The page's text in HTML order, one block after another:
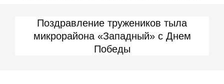
Поздравление тружеников тыла
микрорайона «Западный» с Днем
Победы